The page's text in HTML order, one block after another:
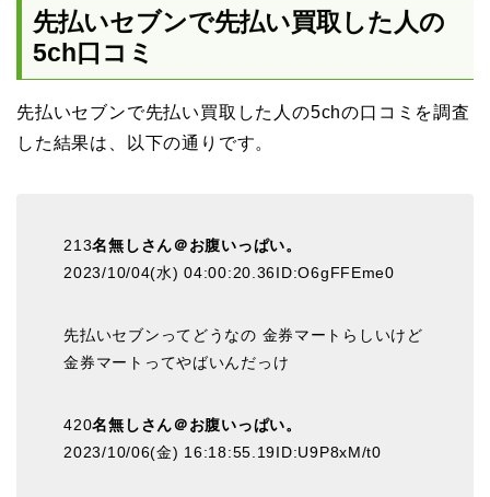
先払いセブンで先払い買取した人の
5ch口コミ
先払いセブンで先払い買取した人の5chの口コミを調査
した結果は、以下の通りです。
213名無しさん＠お腹いっぱい。
2023/10/04(水) 04:00:20.36ID:O6gFFEme0
先払いセブンってどうなの 金券マートらしいけど
金券マートってやばいんだっけ
420名無しさん＠お腹いっぱい。
2023/10/06(金) 16:18:55.19ID:U9P8xM/t0